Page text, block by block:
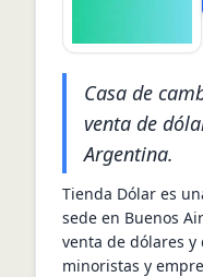
Casa de
venta de
Argentina.
Tienda Dólar es
sede en Buenos
venta de dólares
minoristas y